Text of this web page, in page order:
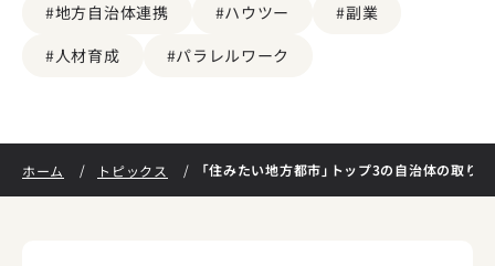
#地方自治体連携
#ハウツー
#副業
#人材育成
#パラレルワーク
ホーム トピックス 「住みたい地方都市」トップ3の自治体の取り